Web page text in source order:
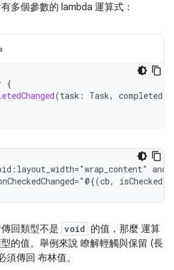
多個參數的 lambda 運算式：
{
(task : Task, completed
isChecked)
回類型不是 void 的值，那麼 運算
的值。舉例來說 瞭解輕觸與保留 (長
傳回 布林值。